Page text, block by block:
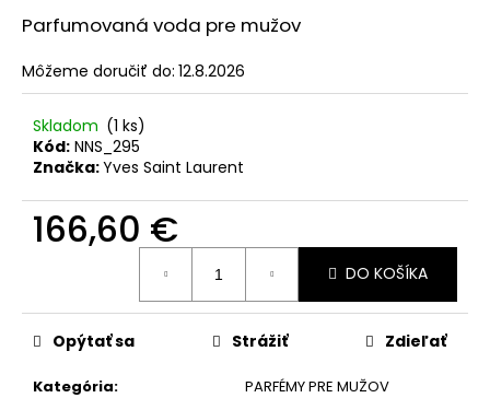
hviezdičiek.
Parfumovaná voda pre mužov
Môžeme doručiť do: 12.8.2026
Skladom (1 ks)
Kód: NNS_295
Značka:Yves Saint Laurent
166,60 €
DO KOŠÍKA
Kategória:
PARFÉMY PRE MUŽOV
Opýtať sa Strážiť Zdieľať
o
r
ú
č
a
m
e
NENESS
SWEET
€
Pôvodne:
5,55